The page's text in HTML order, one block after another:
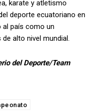
karate y atletismo
deporte ecuatoriano en
al país como un
alto nivel mundial.
del Deporte/Team